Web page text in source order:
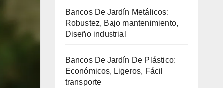
Bancos De Jardín Metálicos:
Robustez, Bajo mantenimiento,
Diseño industrial
Bancos De Jardín De Plástico:
Económicos, Ligeros, Fácil
transporte